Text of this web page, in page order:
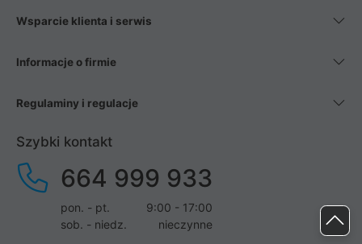
Wsparcie klienta i serwis
Informacje o firmie
Regulaminy i regulacje
Szybki kontakt
664 999 933
pon. - pt.
9:00 - 17:00
sob. - niedz.
nieczynne